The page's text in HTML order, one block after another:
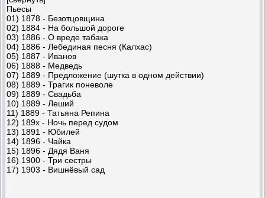
Пьесы
01) 1878 - Безотцовщина
02) 1884 - На большой дороге
03) 1886 - О вреде табака
04) 1886 - Лебединая песня (Калхас)
05) 1887 - Иванов
06) 1888 - Медведь
07) 1889 - Предложение (шутка в одном действии)
08) 1889 - Трагик поневоле
09) 1889 - Свадьба
10) 1889 - Леший
11) 1889 - Татьяна Репина
12) 189х - Ночь перед судом
13) 1891 - Юбилей
14) 1896 - Чайка
15) 1896 - Дядя Ваня
16) 1900 - Три сестры
17) 1903 - Вишнёвый сад